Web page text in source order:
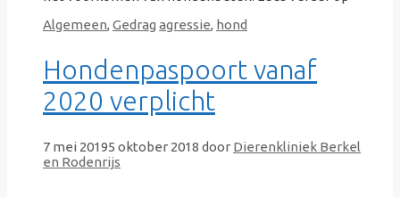
Categorieën
Algemeen, Gedrag Tags
agressie, hond
Hondenpaspoort vanaf
2020 verplicht
7 mei 20195 oktober 2018 door Dierenkliniek Berkel
en Rodenrijs